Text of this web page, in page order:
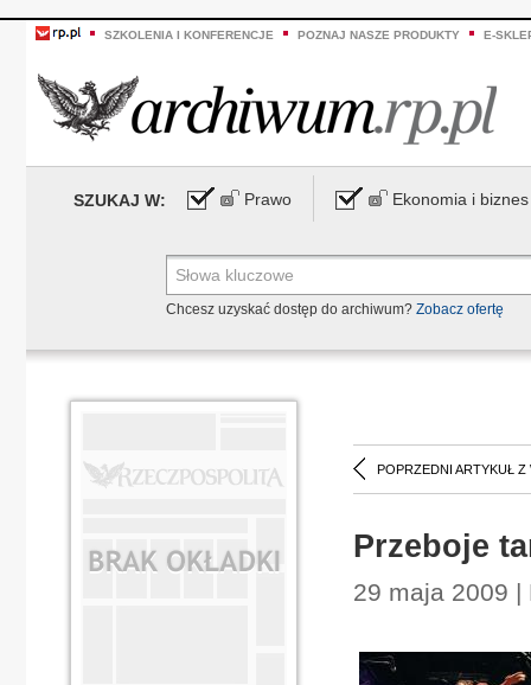
SZKOLENIA I KONFERENCJE POZNAJ NASZE PRODUKTY E-
SZUKAJ W: Prawo Ekonomia i biznes
Chcesz uzyskać dostęp do archiwum? Zobacz ofertę
POPRZEDNI ARTYKUŁ Z
Przeboje
29 maja 2009